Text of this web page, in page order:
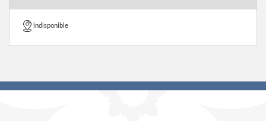
indisponible